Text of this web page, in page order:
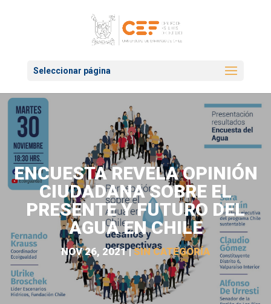
Seleccionar página
ENCUESTA REVELA OPINIÓN
CIUDADANA SOBRE EL
PRESENTE Y FUTURO DEL
AGUA EN CHILE
NOV 26, 2021|SIN CATEGORÍA